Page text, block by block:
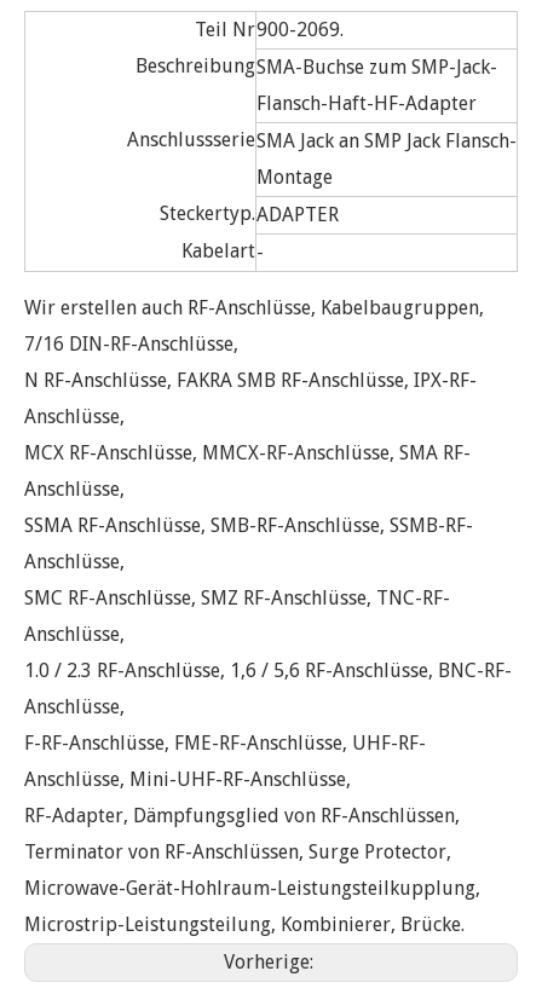
Teil Nr900-2069.
BeschreibungSMA-Buchse zum SMP-Jack-
Flansch-Haft-HF-Adapter
AnschlussserieSMA Jack an SMP Jack Flansch-
Montage
Steckertyp.ADAPTER
Kabelart-
Wir erstellen auch RF-Anschlüsse, Kabelbaugruppen,
7/16 DIN-RF-Anschlüsse,
N RF-Anschlüsse, FAKRA SMB RF-Anschlüsse, IPX-RF-
Anschlüsse,
MCX RF-Anschlüsse, MMCX-RF-Anschlüsse, SMA RF-
Anschlüsse,
SSMA RF-Anschlüsse, SMB-RF-Anschlüsse, SSMB-RF-
Anschlüsse,
SMC RF-Anschlüsse, SMZ RF-Anschlüsse, TNC-RF-
Anschlüsse,
1.0 / 2.3 RF-Anschlüsse, 1,6 / 5,6 RF-Anschlüsse, BNC-RF-
Anschlüsse,
F-RF-Anschlüsse, FME-RF-Anschlüsse, UHF-RF-
Anschlüsse, Mini-UHF-RF-Anschlüsse,
RF-Adapter, Dämpfungsglied von RF-Anschlüssen,
Terminator von RF-Anschlüssen, Surge Protector,
Microwave-Gerät-Hohlraum-Leistungsteilkupplung,
Microstrip-Leistungsteilung, Kombinierer, Brücke.
Vorherige: